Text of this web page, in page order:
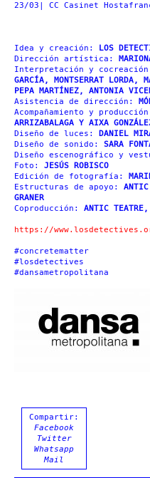
23/03| CC Casinet
Idea y creación: LOS
Dirección artística:
Interpretación y
GARCÍA, MONTSERRAT LORDA,
PEPA MARTÍNEZ, ANTONIA
Asistencia de dirección:
Acompañamiento y
ARRIZABALAGA Y AIXA
Diseño de luces: DANIEL
Diseño de sonido: SARA
Diseño escenográfico y
Foto: JESÚS ROBISCO
Edición de fotografía:
Estructuras de apoyo:
GRANER
Coproducción: ANTIC TEATRE,
https://
#concretematter
#losdetectives
#dansametropolitana
Compartir:
Facebook
Twitter
Whatsapp
Mail